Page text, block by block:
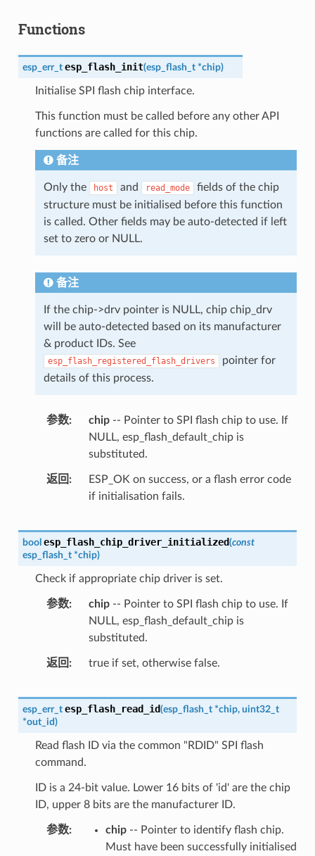
Functions
esp_err_t esp_flash_init(esp_flash_t *chip)
Initialise SPI flash chip interface.
This function must be called before any other API
functions are called for this chip.
备注
Only the host and read_mode
fields of the chip
structure must be initialised before this function
is called. Other fields may be auto-detected if left
set to zero or NULL.
备注
If the chip->drv pointer is NULL, chip chip_drv
will be auto-detected based on its manufacturer
& product IDs. See
esp_flash_registered_flash_drivers
pointer for
details of this process.
参数 chip-- Pointer to SPI flash chip to use. If
NULL, esp_flash_default_chip is
substituted.
返回
ESP_OK on success, or a flash error code
if initialisation fails.
bool esp_flash_chip_driver_initialized(const
esp_flash_t *chip)
Check if appropriate chip driver is set.
参数 chip-- Pointer to SPI flash chip to use. If
NULL, esp_flash_default_chip is
substituted.
返回 true if set, otherwise false.
esp_err_t esp_flash_read_id(esp_flash_t *chip, uint32_t
*out_id)
Read flash ID via the common "RDID" SPI flash
command.
ID is a 24-bit value. Lower 16 bits of 'id' are the chip
ID, upper 8 bits are the manufacturer ID.
参数 chip-- Pointer to identify flash chip.
Must have been successfully initialised